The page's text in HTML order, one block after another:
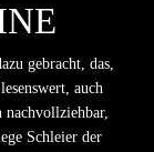
gebracht, das,
auch
nachvollziehbar,
Schleier der